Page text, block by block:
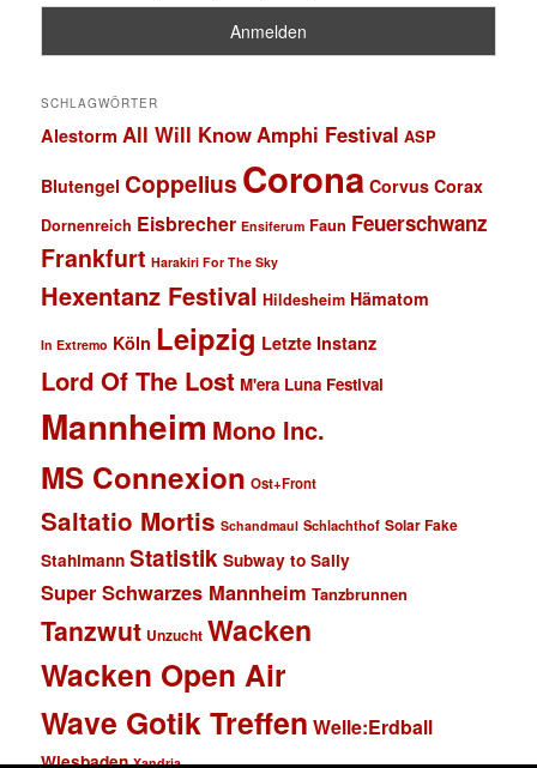
SCHLAGWÖRTER
Alestorm All Will KnowAmphi Festival ASP
Blutengel Coppelius Corona Corvus Corax
Dornenreich Eisbrecher Ensiferum Faun Feuerschwanz
Frankfurt Harakiri For The Sky
Hexentanz Festival Hildesheim Hämatom
In Extremo Köln Leipzig Letzte Instanz
Lord Of The Lost M'era Luna Festival
Mannheim Mono Inc.
MS Connexion Ost+Front
Saltatio Mortis Schandmaul Schlachthof Solar Fake
Stahlmann Statistik Subway to Sally
Super Schwarzes Mannheim Tanzbrunnen
Tanzwut Unzucht Wacken
Wacken Open Air
Wave Gotik Treffen Welle:Erdball
Wiesbaden Xandria